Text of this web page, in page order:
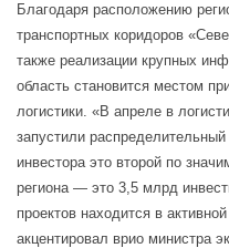
Благодаря расположению
транспортных коридоров
также реализации крупных
область становится местом
логистики. «В апреле в
запустили
инвестора это второй по
региона — это 3,5 млрд
проектов находится в
акцентировал врио министра